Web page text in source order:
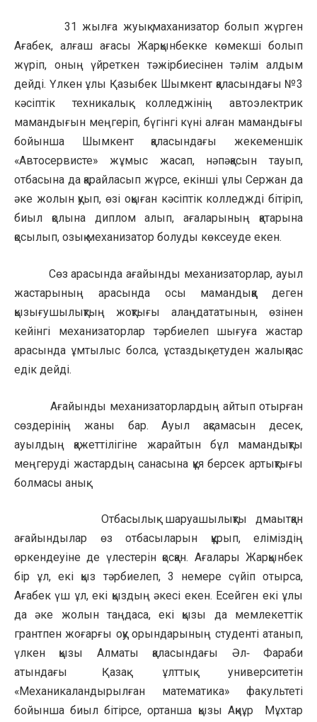
31 жылға жуық маханизатор болып жүрген
Ағабек, алғаш ағасы Жарқынбекке көмекші болып
жүріп, оның үйреткен тәжірбиесінен тәлім алдым
дейді. Үлкен ұлы Қазыбек Шымкент қаласындағы №3
кәсіптік техникалық колледжінің автоэлектрик
мамандығын меңгеріп, бүгінгі күні алған мамандығы
бойынша Шымкент қаласындағы жекеменшік
«Автосервисте» жұмыс жасап, нәпәқасын тауып,
отбасына да қарайласып жүрсе, екінші ұлы Сержан да
әке жолын қуып, өзі оқыған кәсіптік колледжді бітіріп,
биыл қолына диплом алып, ағаларының қатарына
қосылып, озық механизатор болуды көксеуде екен.
Сөз арасында ағайынды механизаторлар, ауыл
жастарының арасында осы мамандыққа деген
қызығушылықтың жоқтығы алаңдататынын, өзінен
кейінгі механизаторлар тәрбиелеп шығуға жастар
арасында ұмтылыс болса, ұстаздық етуден жалықпас
едік дейді.
Ағайынды механизаторлардың айтып отырған
сөздерінің жаны бар. Ауыл ақсамасын десек,
ауылдың қажеттілігіне жарайтын бұл мамандықты
меңгеруді жастардың санасына құя берсек артықтығы
болмасы анық.
Отбасылық шаруашылықты дмаытқан
ағайындылар өз отбасыларын құрып, еліміздің
өркендеуіне де үлестерін қосқан. Ағалары Жарқынбек
бір ұл, екі қыз тәрбиелеп, 3 немере сүйіп отырса,
Ағабек үш ұл, екі қыздың әкесі екен. Есейген екі ұлы
да әке жолын таңдаса, екі қызы да мемлекеттік
грантпен жоғарғы оқу орындарының студенті атанып,
үлкен қызы Алматы қаласындағы Әл‑ Фараби
атындағы Қазақ ұлттық университетін
«Механикаландырылған математика» факультеті
бойынша биыл бітірсе, ортанша қызы Ақнұр Мұхтар